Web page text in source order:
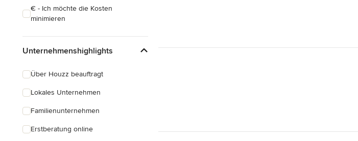
€ - Ich möchte die Kosten
minimieren
Unternehmenshighlights
Über Houzz beauftragt
Lokales Unternehmen
Familienunternehmen
Erstberatung online